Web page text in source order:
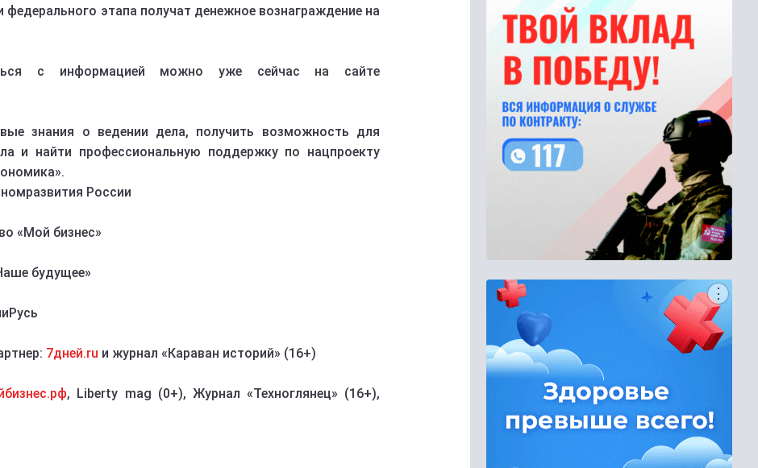
федерального этапа получат денежное вознаграждение на
с информацией можно уже сейчас на сайте
знания о ведении дела, получить возможность для
и найти профессиональную поддержку по нацпроекту
России
«Мой бизнес»
будущее»
7дней.ru и журнал «Караван историй» (16+)
, Liberty mag (0+), Журнал «Техноглянец» (16+),